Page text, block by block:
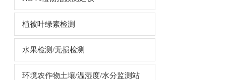
植被叶绿素检测
水果检测/无损检测
环境农作物土壤/温湿度/水分监测站